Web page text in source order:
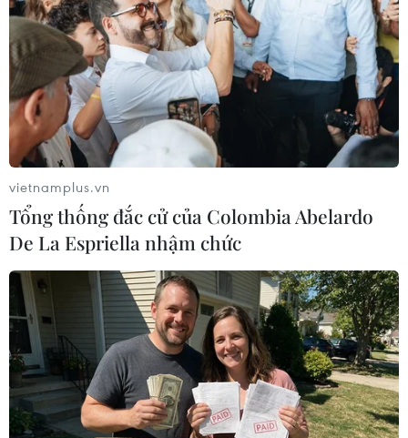
Kinh tế Anh suy giảm mạnh nhất trong
vòng 300 năm
14/07/2020 14:16
Tổng sản phẩm quốc nội (GDP) của Anh đã giảm 19,1%
trong 3 tháng tính tới tháng 5 do các biện pháp cấm đi
lại của chính phủ khiến mọi hoạt động kinh tế giảm sút.
vietnamplus.vn
Tổng thống đắc cử của Colombia Abelardo
De La Espriella nhậm chức